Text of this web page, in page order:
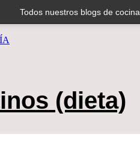
Todos nuestros blogs de cocina
(dieta)